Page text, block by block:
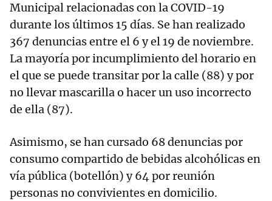
Municipal relacionadas con la COVID-19
durante los últimos 15 días. Se han realizado
367 denuncias entre el 6 y el 19 de noviembre.
La mayoría por incumplimiento del horario en
el que se puede transitar por la calle (88) y por
no llevar mascarilla o hacer un uso incorrecto
de ella (87).
Asimismo, se han cursado 68 denuncias por
consumo compartido de bebidas alcohólicas en
vía pública (botellón) y 64 por reunión
personas no convivientes en domicilio.